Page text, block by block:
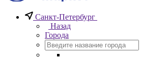
Санкт-Петербург
Назад
Города